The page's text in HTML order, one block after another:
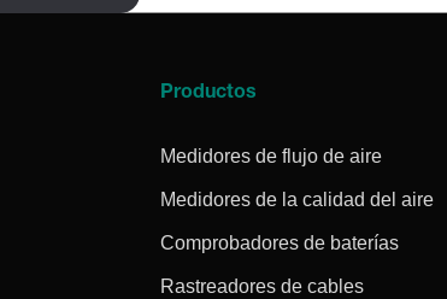
Productos
Medidores de flujo de aire
Medidores de la calidad del aire
Comprobadores de baterías
Rastreadores de cables